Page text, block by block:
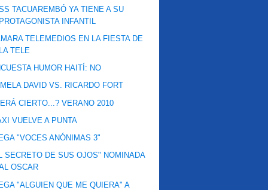
TACUAREMBÓ YA TIENE A SU
INFANTIL
TELEMEDIOS EN LA FIESTA DE
TELE
HUMOR HAITÍ: NO
DAVID VS. RICARDO FORT
CIERTO...? VERANO 2010
VUELVE A PUNTA
"VOCES ANÓNIMAS 3"
SECRETO DE SUS OJOS" NOMINADA
OSCAR
"ALGUIEN QUE ME QUIERA" A